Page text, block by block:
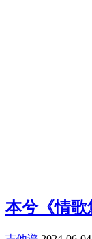
本兮《情